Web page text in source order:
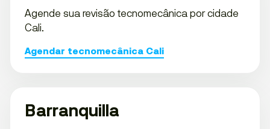
Agende sua revisão tecnomecânica por cidade
Cali.
Agendar tecnomecânica Cali
Barranquilla